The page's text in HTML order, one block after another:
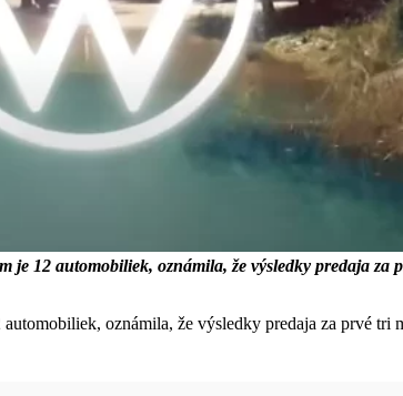
je 12 automobiliek, oznámila, že výsledky predaja za
oznámila, že výsledky predaja za prvé